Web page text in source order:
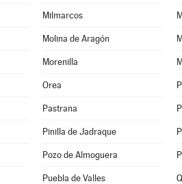
Milmarcos
Molina de Aragón
Morenilla
Orea
Pastrana
Pinilla de Jadraque
Pozo de Almoguera
Puebla de Valles